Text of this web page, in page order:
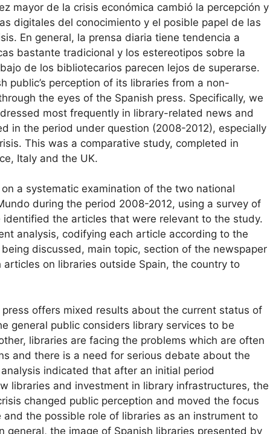
mayor de la crisis económica cambió la percepción y
digitales del conocimiento y el posible papel de las
En general, la prensa diaria tiene tendencia a
bastante tradicional y los estereotipos sobre la
de los bibliotecarios parecen lejos de superarse.
public’s perception of its libraries from a non-
the eyes of the Spanish press. Specifically, we
most frequently in library-related news and
in the period under question (2008-2012), especially
This was a comparative study, completed in
Italy and the UK.
a systematic examination of the two national
during the period 2008-2012, using a survey of
the articles that were relevant to the study.
analysis, codifying each article according to the
discussed, main topic, section of the newspaper
on libraries outside Spain, the country to
offers mixed results about the current status of
general public considers library services to be
libraries are facing the problems which are often
and there is a need for serious debate about the
indicated that after an initial period
libraries and investment in library infrastructures, the
changed public perception and moved the focus
the possible role of libraries as an instrument to
general, the image of Spanish libraries presented by